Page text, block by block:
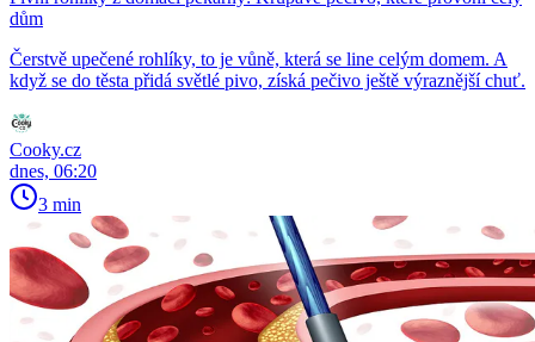
dům
Čerstvě upečené rohlíky, to je vůně, která se line celým domem. A
když se do těsta přidá světlé pivo, získá pečivo ještě výraznější chuť.
Cooky.cz
dnes, 06:20
3 min